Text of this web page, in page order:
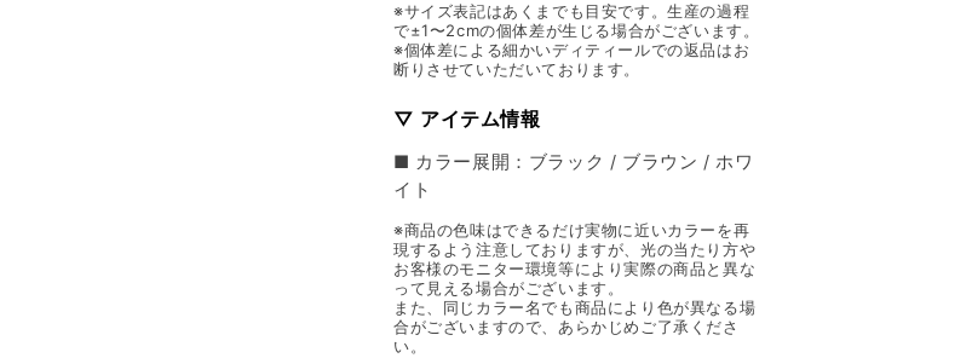
※サイズ表記はあくまでも目安です。生産の過程
で±1〜2cmの個体差が生じる場合がございます。
※個体差による細かいディティールでの返品はお
断りさせていただいております。
▽ アイテム情報
■ カラー展開：ブラック / ブラウン / ホワ
イト
※商品の色味はできるだけ実物に近いカラーを再
現するよう注意しておりますが、光の当たり方や
お客様のモニター環境等により実際の商品と異な
って見える場合がございます。
また、同じカラー名でも商品により色が異なる場
合がございますので、あらかじめご了承くださ
い。